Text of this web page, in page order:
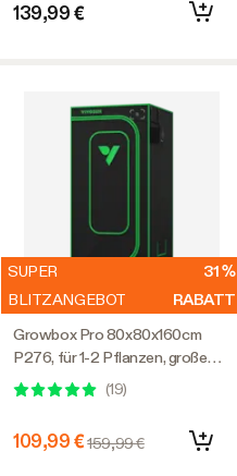
139,99 €
SUPER
BLITZANGEBOT
31 %
RABATT
Growbox Pro 80x80x160cm
P276, für 1-2 Pflanzen, großes
Frontfenster, für den Indoor-
Pflanzenanbau
(19)
109,99 € 159,99 €